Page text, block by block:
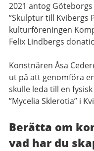
2021 antog
”Skulptur till Kvibergs
kulturföreningen
Felix Lindbergs
Konstnären Åsa
ut på att genomföra
skulle leda till en
”Mycelia Sklerotia” i
Berätta om
vad har du